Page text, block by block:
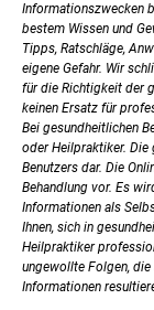
Informationszwecken
bestem Wissen und
Tipps, Ratschläge,
eigene Gefahr. Wir
für die Richtigkeit der
keinen Ersatz für
Bei gesundheitlichen
oder Heilpraktiker. Die
Benutzers dar. Die
Behandlung vor. Es
Informationen als
Ihnen, sich in
Heilpraktiker
ungewollte Folgen, die
Informationen